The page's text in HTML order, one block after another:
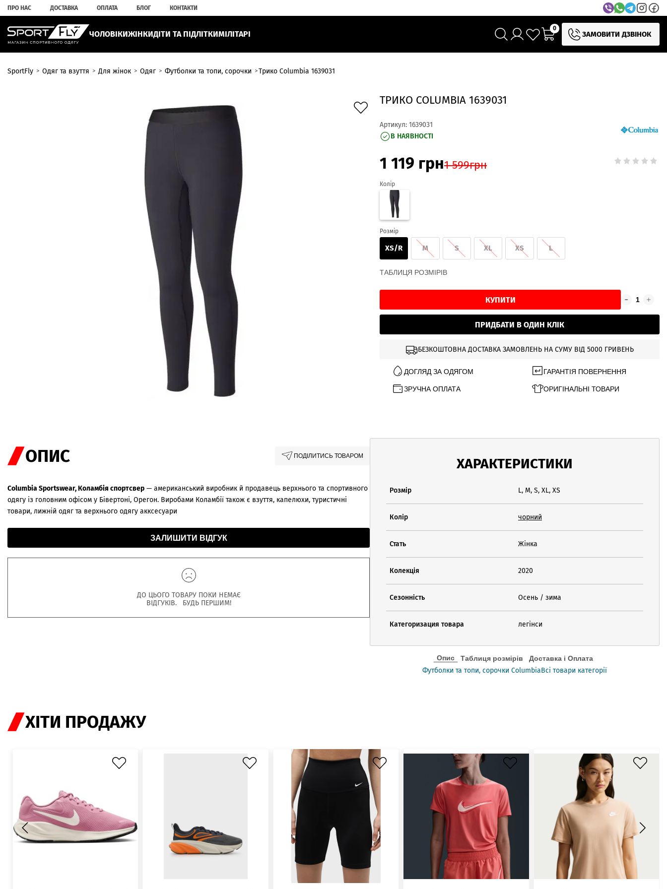
ПРО НАС ДОСТАВКА ОПЛАТА БЛОГ КОНТАКТИ
ЧОЛОВІКИЖІНКИДІТИ ТА ПІДЛІТКИМІЛІТАРІ
0
ЗАМОВИТИ ДЗВІНОК
SportFly Одяг та взуття Для жінок Одяг Футболки та топи, сорочки Трико Columbia 1639031
ТРИКО COLUMBIA 1639031
Артикул: 1639031
В НАЯВНОСТІ
1 119 грн1 599грн
Колір
Розмір
XS/R M S XL XS L
ТАБЛИЦЯ РОЗМІРІВ
КУПИТИ
ПРИДБАТИ В ОДИН КЛІК
БЕЗКОШТОВНА ДОСТАВКА ЗАМОВЛЕНЬ НА СУМУ ВІД 5000 ГРИВЕНЬ
ДОГЛЯД ЗА ОДЯГОМ ГАРАНТІЯ ПОВЕРНЕННЯ
ЗРУЧНА ОПЛАТА ОРИГІНАЛЬНІ ТОВАРИ
ОПИС ПОДІЛИТИСЬ ТОВАРОМ
Columbia Sportswear, Коламбія спортсвер — американський виробник й продавець верхнього та спортивного
одягу із головним офісом у Бівертоні, Орегон. Виробами Коламбії також є взуття, капелюхи, туристичні
товари, лижній одяг та верхнього одягу акксесуари
ЗАЛИШИТИ ВІДГУК
ДО ЦЬОГО ТОВАРУ ПОКИ НЕМАЄ
ВІДГУКІВ. БУДЬ ПЕРШИМ!
ХАРАКТЕРИСТИКИ
Розмір L, M, S, XL, XS
Колір чорний
Стать Жінка
Колекція 2020
Сезонність Осень / зима
Категоризация товара легінси
Опис Таблиця розмірів Доставка і Оплата
Футболки та топи, сорочки ColumbiaВсі товари категорії
ХІТИ ПРОДАЖУ